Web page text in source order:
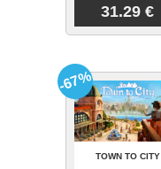
31.29 €
TOWN TO CITY
-67%